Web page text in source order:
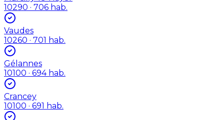
10290 · 706 hab.
Vaudes
10260 · 701 hab.
Gélannes
10100 · 694 hab.
Crancey
10100 · 691 hab.